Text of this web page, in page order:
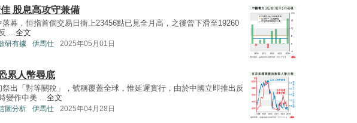
股息高攻守兼備
幕，恒指首個交易日衝上23456點已見全月高，之後曾下滑至19260
...全文
研有據 伊馬仕 2025年05月01日
累人幣尋底
出「對等關稅」，號稱覆蓋全球，惟延遲實行，由於中國立即推出反
變作中美 ...全文
圖分析 伊馬仕 2025年04月28日